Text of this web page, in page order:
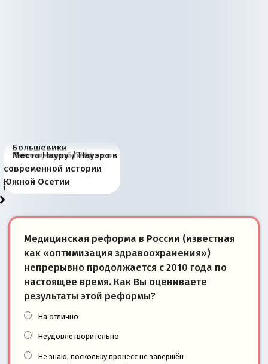
Большевики
отличаются от «Яблока»
тем, что они -
победители
Киевская марионетка
Запада рассказала о
«переобувании» хозяев
В России назрели
перемены: 15 шагов к
суверенной экономике
Миграционный пожар
Европы
Россия начинает
сбрасывать балласт
Анкориджа
Россия зимой 1904
года: первые уступки во
внутренней политике
Русская нация вчера и
сегодня
Почему правый крах в
Варшаве не поможет её
отношениям с Россией?
Место Науру / Науэро в
современной истории
Южной Осетии
Медицинская реформа в России (известная
как «оптимизация здравоохранения»)
непрерывно продолжается с 2010 года по
настоящее время. Как Вы оцениваете
результаты этой реформы?
На отлично
Неудовлетворительно
Не знаю, поскольку процесс не завершён